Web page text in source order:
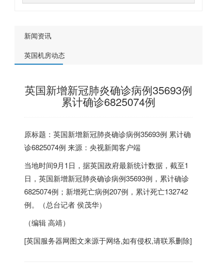
新闻资讯
英国机房动态
英国新增新冠肺炎确诊病例35693例
累计确诊6825074例
原标题： 英国新增新冠肺炎确诊病例35693例 累计确
诊6825074例 来源：央视新闻客户端
当地时间9月1日， 据英国政府最新统计数据，截至1
日， 英国新增新冠肺炎确诊病例35693例，累计确诊
6825074例；新增死亡病例207例，累计死亡132742
例。（总台记者 侯茂华）
（编辑 高靖）
[英国服务器网图文来源于网络,如有侵权,请联系删除]